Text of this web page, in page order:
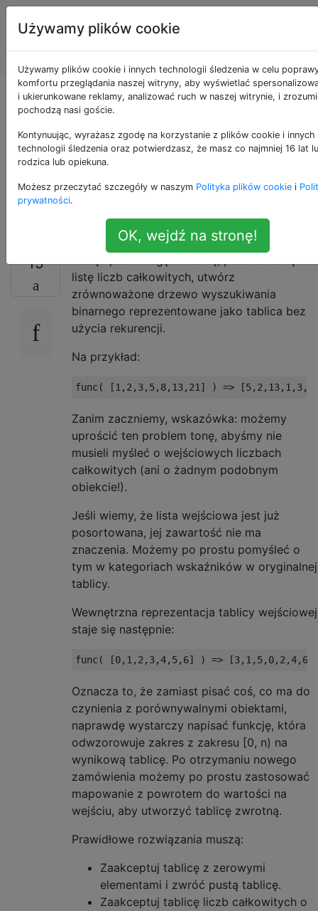
Programowanie
puzzli i Code
Golf
Utwórz
zrównoważony BST z
posortowanej listy
liczb całkowitych
15
listę liczb całkowitych, utwórz
zrównoważone drzewo wyszukiwania
binarnego reprezentowane jako tablica bez
użycia rekurencji.
Na przykład:
Zanim zaczniemy, wskazówka: możemy
uprościć ten problem tonę, abyśmy nie
musieli myśleć o wejściowych liczbach
całkowitych (ani o żadnym podobnym
obiekcie!).
Jeśli wiemy, że lista wejściowa jest już
posortowana, jej zawartość nie ma
znaczenia. Możemy po prostu pomyśleć o
tym w kategoriach wskaźników w oryginalnej
tablicy.
Wewnętrzna reprezentacja tablicy wejściowej
staje się następnie:
Oznacza to, że zamiast pisać coś, co ma do
czynienia z porównywalnymi obiektami,
naprawdę wystarczy napisać funkcję, która
odwzorowuje zakres z zakresu [0, n) na
wynikową tablicę. Po otrzymaniu nowego
zamówienia możemy po prostu zastosować
mapowanie z powrotem do wartości na
wejściu, aby utworzyć tablicę zwrotną.
Prawidłowe rozwiązania muszą:
Zaakceptuj tablicę z zerowymi
elementami i zwróć pustą tablicę.
Zaakceptuj tablicę liczb całkowitych o
Używamy plików cookie
Używamy plików cookie i innych technologii śledzenia w celu
komfortu przeglądania naszej witryny, aby wyświetlać
i ukierunkowane reklamy, analizować ruch w naszej witrynie, i
pochodzą nasi goście.
Kontynuując, wyrażasz zgodę na korzystanie z plików cookie i innych
technologii śledzenia oraz potwierdzasz, że masz co najmniej 16 lat
rodzica lub opiekuna.
Możesz przeczytać szczegóły w naszym Polityka plików cookie i
prywatności.
OK, wejdź na stronę!